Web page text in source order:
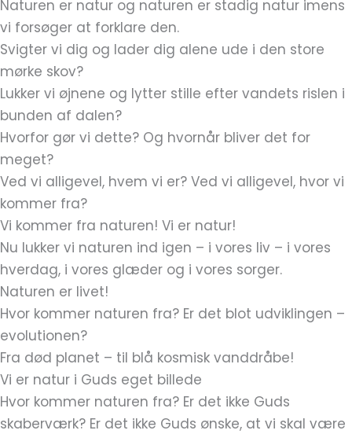
Naturen er natur og naturen er stadig natur imens
vi forsøger at forklare den.
Svigter vi dig og lader dig alene ude i den store
mørke skov?
Lukker vi øjnene og lytter stille efter vandets rislen i
bunden af dalen?
Hvorfor gør vi dette? Og hvornår bliver det for
meget?
Ved vi alligevel, hvem vi er? Ved vi alligevel, hvor vi
kommer fra?
Vi kommer fra naturen! Vi er natur!
Nu lukker vi naturen ind igen – i vores liv – i vores
hverdag, i vores glæder og i vores sorger.
Naturen er livet!
Hvor kommer naturen fra? Er det blot udviklingen –
evolutionen?
Fra død planet – til blå kosmisk vanddråbe!
Vi er natur i Guds eget billede
Hvor kommer naturen fra? Er det ikke Guds
skaberværk? Er det ikke Guds ønske, at vi skal være